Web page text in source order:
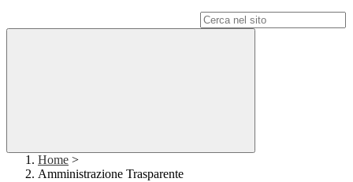
Home >
Amministrazione Trasparente